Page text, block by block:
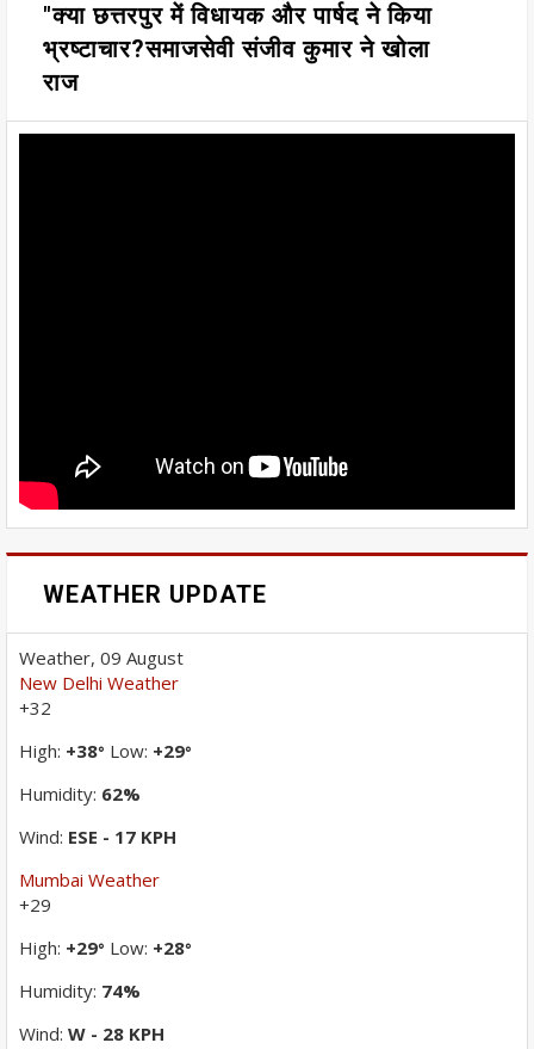
"क्या छत्तरपुर में विधायक और पार्षद ने किया
भ्रष्टाचार?समाजसेवी संजीव कुमार ने खोला
राज
WEATHER UPDATE
Weather, 09 August
New Delhi Weather
+32
High: +38° Low: +29°
Humidity: 62%
Wind: ESE - 17 KPH
Mumbai Weather
+29
High: +29° Low: +28°
Humidity: 74%
Wind: W - 28 KPH